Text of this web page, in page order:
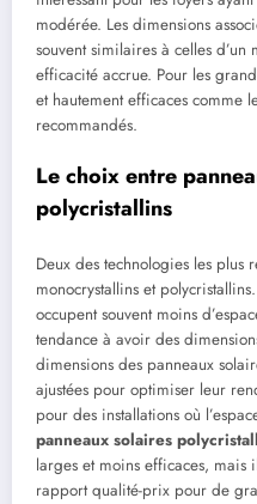
modérée. Les dimensions
souvent similaires à celles
efficacité accrue. Pour les
et hautement efficaces comme
recommandés.
Le choix entre
polycristallins
Deux des technologies les plus
monocrystallins et
occupent souvent moins
tendance à avoir des
dimensions des panneaux
ajustées pour optimiser leur
pour des installations où
panneaux solaires
larges et moins efficaces, mais
rapport qualité-prix pour de